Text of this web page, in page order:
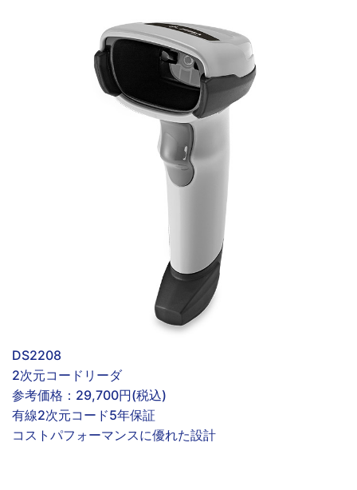
DS2208
2次元コードリーダ
参考価格： 29,700円(税込)
有線2次元コード5年保証
コストパフォーマンスに優れた設計